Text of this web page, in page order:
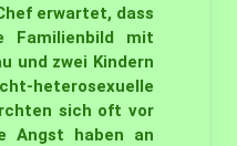
erwartet, dass
Familienbild mit
und zwei Kindern
sich oft vor
Angst haben an